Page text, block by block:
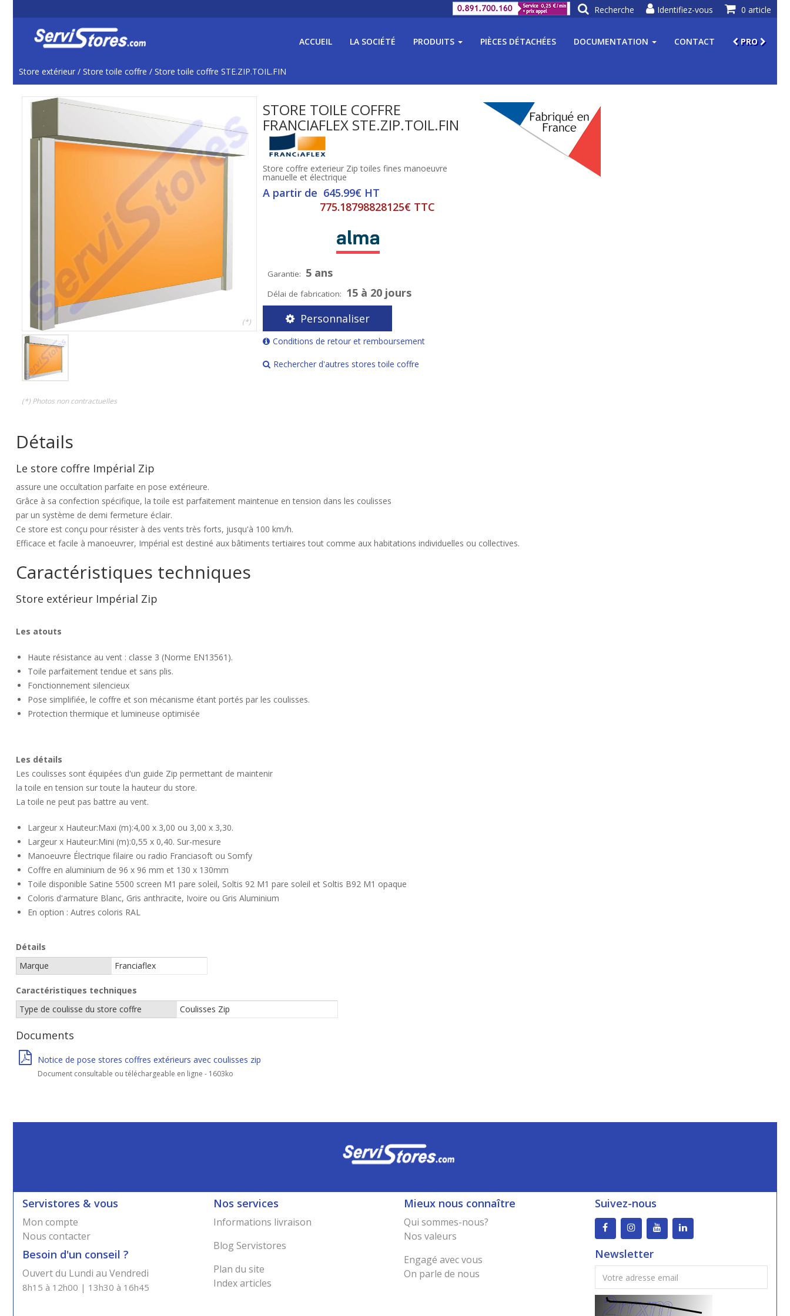
ACCUEIL LA SOCIÉTÉ PRODUITS PIÈCES DÉTACHÉES DOCUMENTATION CONTACT PRO
Store extérieur / Store toile coffre / Store toile coffre STE.ZIP.TOIL.FIN
(*)
(*) Photos non contractuelles
STORE TOILE COFFRE
FRANCIAFLEX STE.ZIP.TOIL.FIN
Store coffre exterieur Zip toiles fines manoeuvre
manuelle et électrique
A partir de 645.99€ HT
775.18798828125€ TTC
Garantie: 5 ans
Délai de fabrication: 15 à 20 jours
Personnaliser
Conditions de retour et remboursement
Rechercher d'autres stores toile coffre
Détails
Le store coffre Impérial Zip
assure une occultation parfaite en pose extérieure.
Grâce à sa confection spécifique, la toile est parfaitement maintenue en tension dans les coulisses
par un système de demi fermeture éclair.
Ce store est conçu pour résister à des vents très forts, jusqu'à 100 km/h.
Efficace et facile à manoeuvrer, Impérial est destiné aux bâtiments tertiaires tout comme aux habitations individuelles ou collectives.
Caractéristiques techniques
Store extérieur Impérial Zip
Les atouts
Haute résistance au vent : classe 3 (Norme EN13561).
Toile parfaitement tendue et sans plis.
Fonctionnement silencieux
Pose simplifiée, le coffre et son mécanisme étant portés par les coulisses.
Protection thermique et lumineuse optimisée
Les détails
Les coulisses sont équipées d'un guide Zip permettant de maintenir
la toile en tension sur toute la hauteur du store.
La toile ne peut pas battre au vent.
Largeur x Hauteur:Maxi (m):4,00 x 3,00 ou 3,00 x 3,30.
Largeur x Hauteur:Mini (m):0,55 x 0,40. Sur-mesure
Manoeuvre Électrique filaire ou radio Franciasoft ou Somfy
Coffre en aluminium de 96 x 96 mm et 130 x 130mm
Toile disponible Satine 5500 screen M1 pare soleil, Soltis 92 M1 pare soleil et Soltis B92 M1 opaque
Coloris d'armature Blanc, Gris anthracite, Ivoire ou Gris Aluminium
En option : Autres coloris RAL
Détails
Marque
Franciaflex
Caractéristiques techniques
Type de coulisse du store coffre
Coulisses Zip
Documents
Notice de pose stores coffres extérieurs avec coulisses zip
Document consultable ou téléchargeable en ligne - 1603ko
Servistores & vous
Mon compte
Nous contacter
Besoin d'un conseil ?
Ouvert du Lundi au Vendredi
8h15 à 12h00 | 13h30 à 16h45
Nos services
Informations livraison
Blog Servistores
Plan du site
Index articles
Mieux nous connaître
Qui sommes-nous?
Nos valeurs
Engagé avec vous
On parle de nous
Suivez-nous
Newsletter
0 article
Identifiez-vous
Recherche